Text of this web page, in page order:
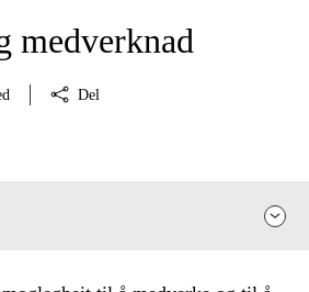
medverknad
Del